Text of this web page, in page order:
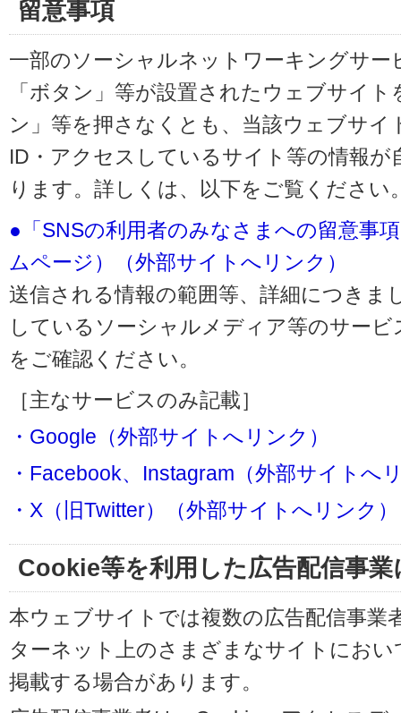
留意事項
一部のソーシャルネットワーキングサー
「ボタン」等が設置されたウェブサイ
ン」等を押さなくとも、当該ウェブサイ
ID・アクセスしているサイト等の情報
ります。詳しくは、以下をご覧ください
●「SNSの利用者のみなさまへの留意事
ムページ）（外部サイトへリンク）
送信される情報の範囲等、詳細につきま
しているソーシャルメディア等のサー
をご確認ください。
［主なサービスのみ記載］
・Google（外部サイトへリンク）
・Facebook、Instagram（外部サイトへ
・X（旧Twitter）（外部サイトへリンク）
Cookie等を利用した広告配信事
本ウェブサイトでは複数の広告配信事業
ターネット上のさまざまなサイトにお
掲載する場合があります。